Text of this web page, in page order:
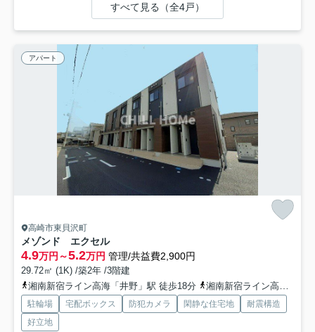
すべて見る（全4戸）
アパート
高崎市東貝沢町
メゾンド エクセル
4.9万円～5.2万円 管理/共益費2,900円
29.72㎡ (1K) /築2年 /3階建
湘南新宿ライン高海「井野」駅 徒歩18分
湘南新宿ライン高海「高崎問屋町」駅 徒歩24分
駐輪場 宅配ボックス 防犯カメラ 閑静な住宅地
耐震構造
好立地